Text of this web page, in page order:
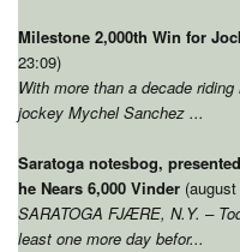
Milestone 2,000th Win for
23:09)
With more than a decade riding
jockey Mychel Sanchez ...
Saratoga notesbog,
he Nears 6,000 Vinder
SARATOGA FJÆRE, N.Y. –
least one more day befor...